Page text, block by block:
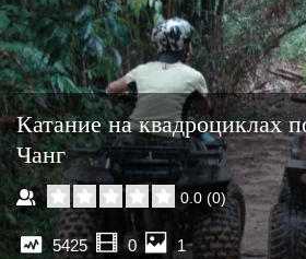
Катание на квадроциклах
Чанг
0.0 (0)
5425 0 1